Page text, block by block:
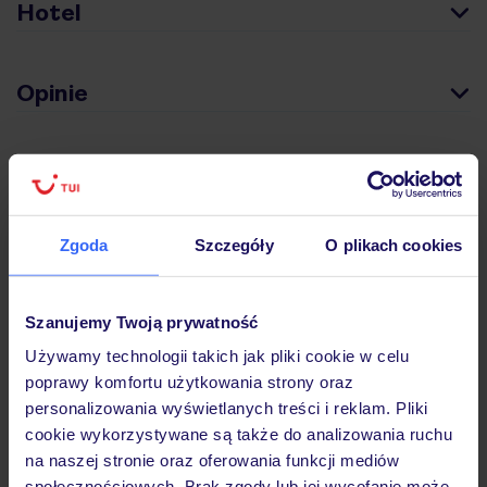
Zgoda Szczegóły O plikach cookies
Szanujemy Twoją prywatność
Używamy technologii takich jak pliki cookie w celu
poprawy komfortu użytkowania strony oraz
personalizowania wyświetlanych treści i reklam. Pliki
cookie wykorzystywane są także do analizowania ruchu
na naszej stronie oraz oferowania funkcji mediów
Hotel
Opinie
Pokoje
Wyżywienie
Atrakcje
Ważne informacje